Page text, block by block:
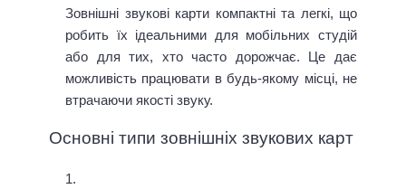
Зовнішні звукові карти компактні та легкі, що
робить їх ідеальними для мобільних студій
або для тих, хто часто дорожчає. Це дає
можливість працювати в будь-якому місці, не
втрачаючи якості звуку.
Основні типи зовнішніх звукових карт